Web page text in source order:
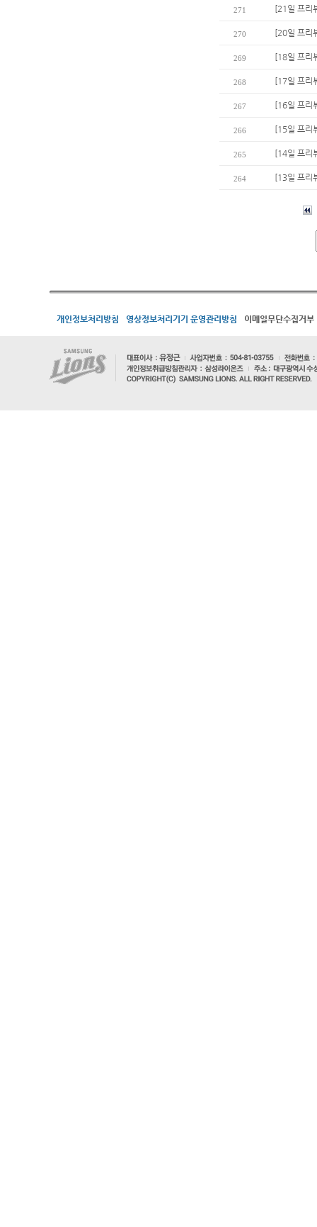
271 [21일 프리
270 [20일 프리
269 [18일 프리
268 [17일 프리
267 [16일 프리
266 [15일 프리
265 [14일 프리
264 [13일 프리
개인정보처리방침 영상정보처리기기 운영관리방침 이메일무단수집거부